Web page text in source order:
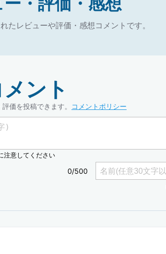
たレビューや評価・感想コメントです。
ント
価を投稿できます。 コメントポリシー